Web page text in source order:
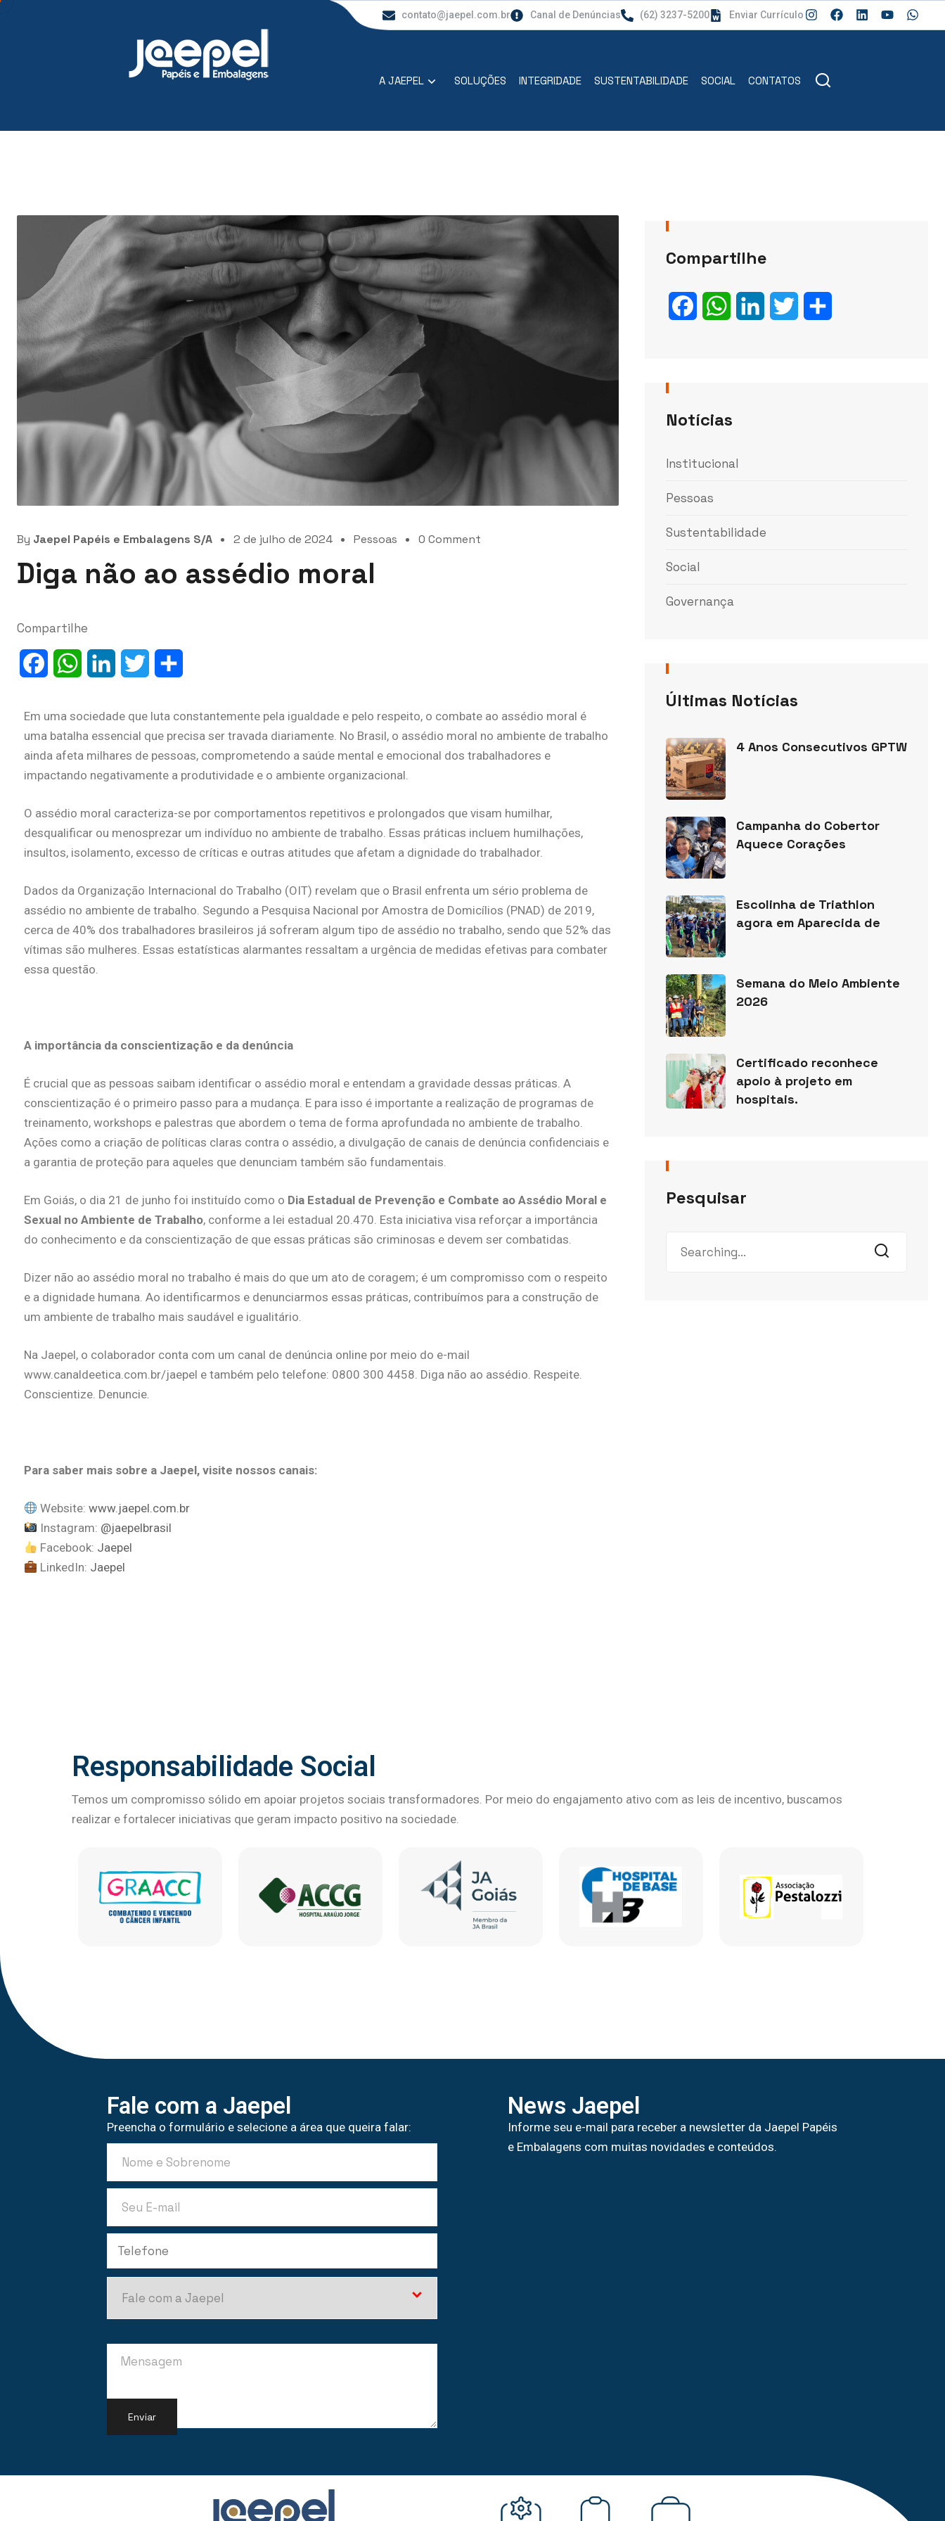
contato@jaepel.com.br Canal de Denúncias (62) 3237-5200 Enviar Currículo
A JAEPEL SOLUÇÕES INTEGRIDADE SUSTENTABILIDADE SOCIAL CONTATOS
By Jaepel Papéis e Embalagens S/A 2 de julho de 2024 Pessoas 0 Comment
Diga não ao assédio moral
Compartilhe
FacebookWhatsAppLinkedIn Twitter
Em uma sociedade que luta constantemente pela igualdade e pelo respeito, o combate ao assédio moral é
uma batalha essencial que precisa ser travada diariamente. No Brasil, o assédio moral no ambiente de trabalho
ainda afeta milhares de pessoas, comprometendo a saúde mental e emocional dos trabalhadores e
impactando negativamente a produtividade e o ambiente organizacional.
O assédio moral caracteriza-se por comportamentos repetitivos e prolongados que visam humilhar,
desqualificar ou menosprezar um indivíduo no ambiente de trabalho. Essas práticas incluem humilhações,
insultos, isolamento, excesso de críticas e outras atitudes que afetam a dignidade do trabalhador.
Dados da Organização Internacional do Trabalho (OIT) revelam que o Brasil enfrenta um sério problema de
assédio no ambiente de trabalho. Segundo a Pesquisa Nacional por Amostra de Domicílios (PNAD) de 2019,
cerca de 40% dos trabalhadores brasileiros já sofreram algum tipo de assédio no trabalho, sendo que 52% das
vítimas são mulheres. Essas estatísticas alarmantes ressaltam a urgência de medidas efetivas para combater
essa questão.
A importância da conscientização e da denúncia
É crucial que as pessoas saibam identificar o assédio moral e entendam a gravidade dessas práticas. A
conscientização é o primeiro passo para a mudança. E para isso é importante a realização de programas de
treinamento, workshops e palestras que abordem o tema de forma aprofundada no ambiente de trabalho.
Ações como a criação de políticas claras contra o assédio, a divulgação de canais de denúncia confidenciais e
a garantia de proteção para aqueles que denunciam também são fundamentais.
Em Goiás, o dia 21 de junho foi instituído como o Dia Estadual de Prevenção e Combate ao Assédio Moral e
Sexual no Ambiente de Trabalho, conforme a lei estadual 20.470. Esta iniciativa visa reforçar a importância
do conhecimento e da conscientização de que essas práticas são criminosas e devem ser combatidas.
Dizer não ao assédio moral no trabalho é mais do que um ato de coragem; é um compromisso com o respeito
e a dignidade humana. Ao identificarmos e denunciarmos essas práticas, contribuímos para a construção de
um ambiente de trabalho mais saudável e igualitário.
Na Jaepel, o colaborador conta com um canal de denúncia online por meio do e-mail
www.canaldeetica.com.br/jaepel e também pelo telefone: 0800 300 4458. Diga não ao assédio. Respeite.
Conscientize. Denuncie.
Para saber mais sobre a Jaepel, visite nossos canais:
Website:www.jaepel.com.br
Instagram: @jaepelbrasil
Facebook: Jaepel
LinkedIn: Jaepel
Compartilhe
FacebookWhatsAppLinkedIn Twitter
Notícias
Institucional
Pessoas
Sustentabilidade
Social
Governança
Últimas Notícias
4 Anos Consecutivos GPTW
Campanha do Cobertor
Aquece Corações
Escolinha de Triathlon
agora em Aparecida de
Semana do Meio Ambiente
2026
Certificado reconhece
apoio à projeto em
hospitais.
Pesquisar
Responsabilidade Social
Temos um compromisso sólido em apoiar projetos sociais transformadores. Por meio do engajamento ativo com as leis de incentivo, buscamos
realizar e fortalecer iniciativas que geram impacto positivo na sociedade.
Fale com a Jaepel
Preencha o formulário e selecione a área que queira falar:
News Jaepel
Informe seu e-mail para receber a newsletter da Jaepel Papéis
e Embalagens com muitas novidades e conteúdos.